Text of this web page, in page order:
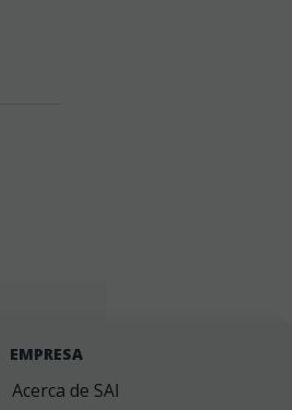
EMPRESA
Acerca de SAI